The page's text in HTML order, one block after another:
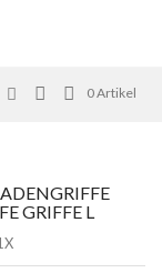
0Artikel
K
GRIFFE L